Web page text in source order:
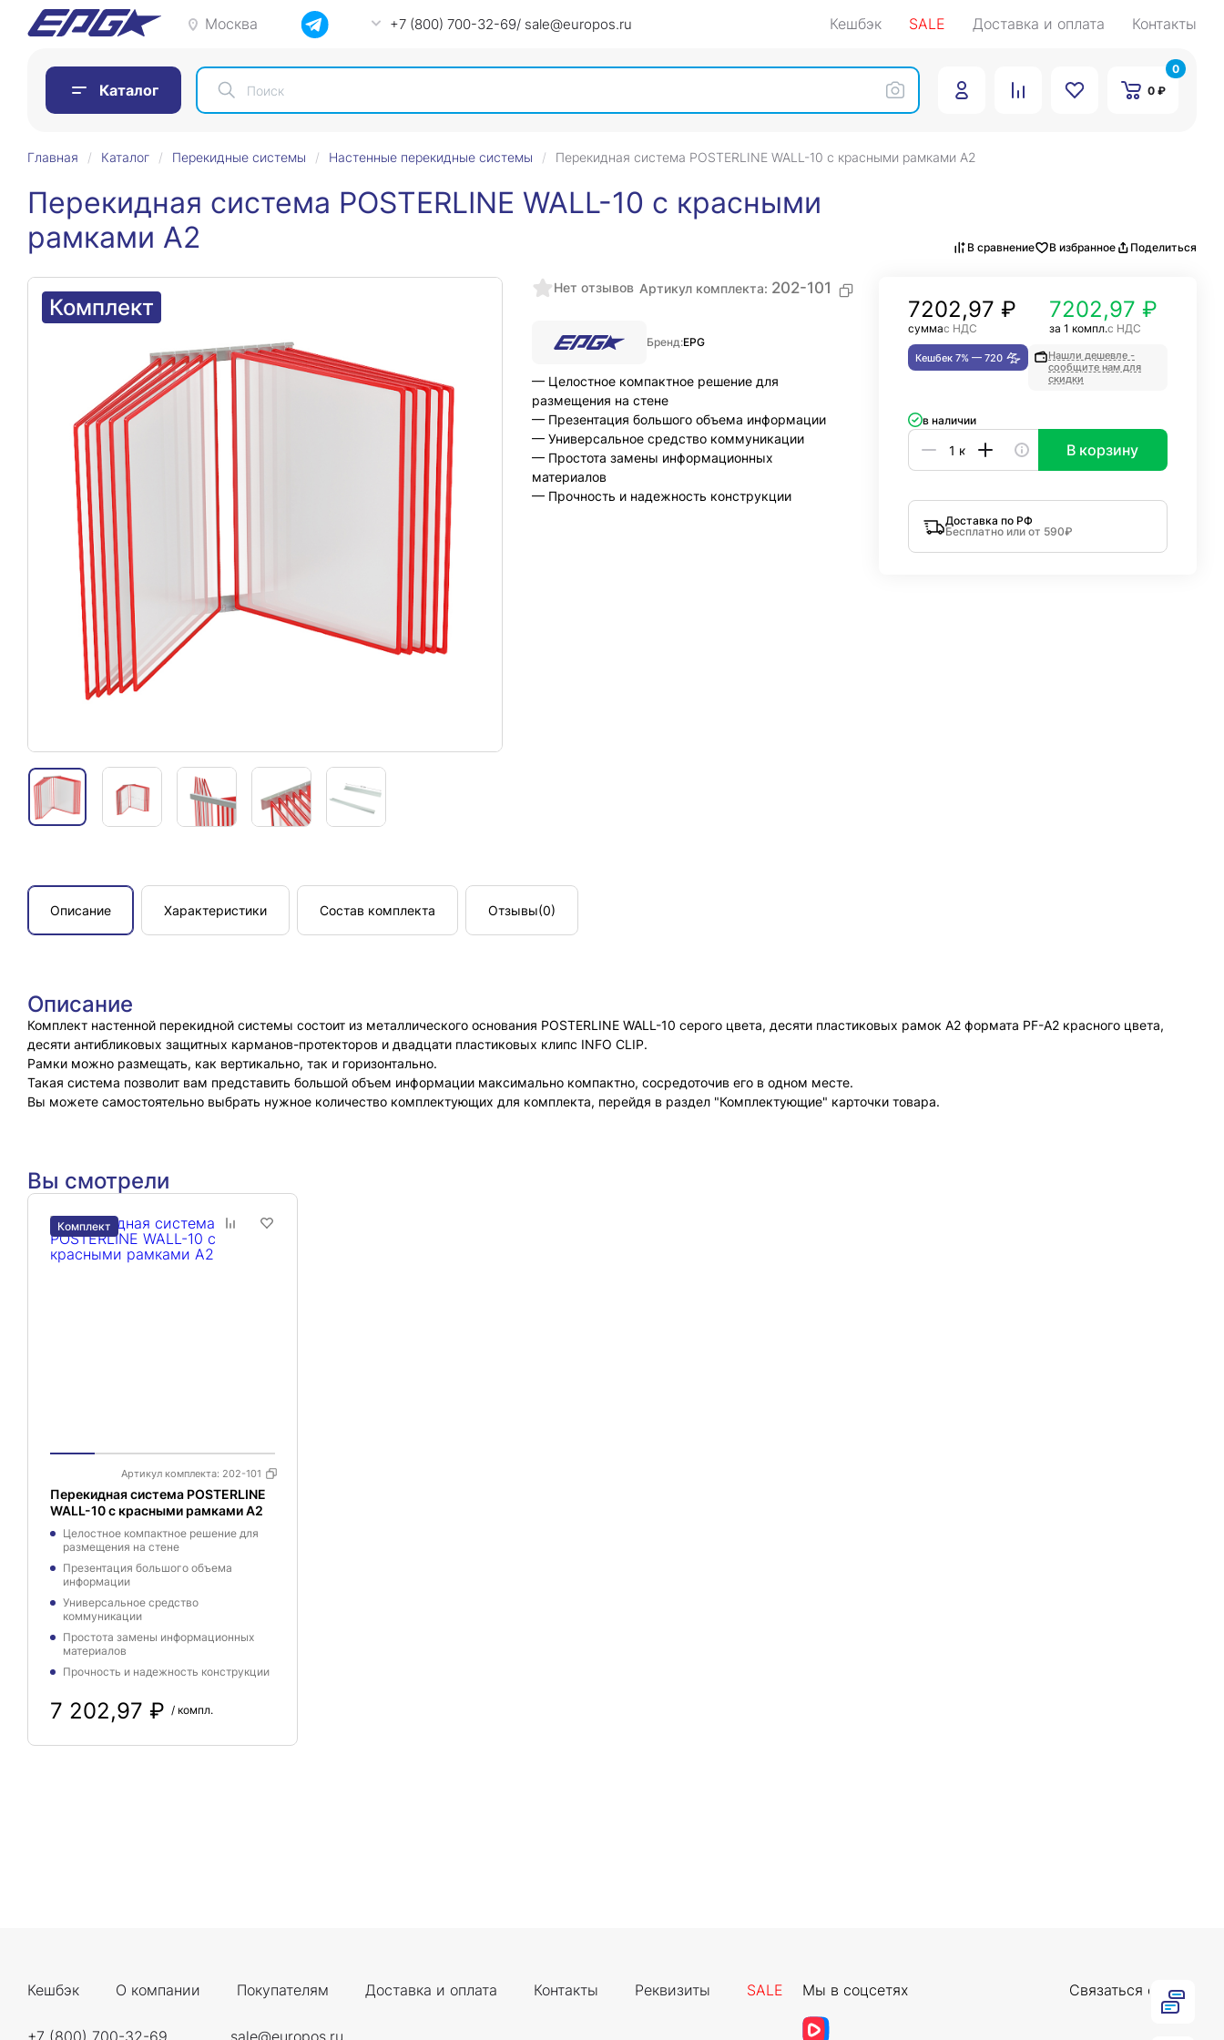
Москва +7 (800) 700-32-69/ sale@europos.ru Кешбэк SALE Доставка и оплата Контакты
Каталог 0 ₽
0
Главная Каталог Перекидные системы Настенные перекидные системы Перекидная система POSTERLINE WALL-10 с красными рамками А2
Перекидная система POSTERLINE WALL-10 с красными
рамками А2
В сравнение В избранное Поделиться
Комплект
Нет отзывов Артикул комплекта: 202-101
Бренд:EPG
— Целостное компактное решение для
размещения на стене
— Презентация большого объема информации
— Универсальное средство коммуникации
— Простота замены информационных
материалов
— Прочность и надежность конструкции
7202,97 ₽
суммас НДС
7202,97 ₽
за 1 компл.с НДС
Кешбек 7% — 720
Нашли дешевле -
сообщите нам для
скидки
в наличии
В корзину
Доставка по РФ
Бесплатно или от 590₽
Описание Характеристики Состав комплекта Отзывы(0)
Описание
Комплект настенной перекидной системы состоит из металлического основания POSTERLINE WALL-10 серого цвета, десяти пластиковых рамок А2 формата PF-А2 красного цвета,
десяти антибликовых защитных карманов-протекторов и двадцати пластиковых клипс INFO CLIP.
Рамки можно размещать, как вертикально, так и горизонтально.
Такая система позволит вам представить большой объем информации максимально компактно, сосредоточив его в одном месте.
Вы можете самостоятельно выбрать нужное количество комплектующих для комплекта, перейдя в раздел "Комплектующие" карточки товара.
Вы смотрели
Комплект
Артикул комплекта: 202-101
Перекидная система POSTERLINE
WALL-10 с красными рамками А2
Целостное компактное решение для
размещения на стене
Презентация большого объема
информации
Универсальное средство
коммуникации
Простота замены информационных
материалов
Прочность и надежность конструкции
7 202,97 ₽ / компл.
Кешбэк О компании Покупателям Доставка и оплата Контакты Реквизиты SALE
+7 (800) 700-32-69 sale@europos.ru
Мы в соцсетях Связаться с нами